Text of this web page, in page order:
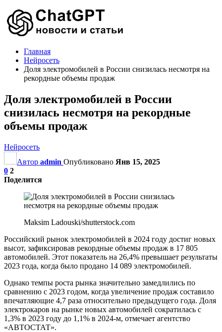
Главная
Нейросеть
Доля электромобилей в России снизилась несмотря на
рекордные объемы продаж
Доля электромобилей в России
снизилась несмотря на рекордные
объемы продаж
Нейросеть
Автор admin Опубликовано Янв 15, 2025
0 2
Поделится
Maksim Ladouski/shutterstock.com
Российский рынок электромобилей в 2024 году достиг новых
высот, зафиксировав рекордные объемы продаж в 17 805
автомобилей. Этот показатель на 26,4% превышает результаты
2023 года, когда было продано 14 089 электромобилей.
Однако темпы роста рынка значительно замедлились по
сравнению с 2023 годом, когда увеличение продаж составило
впечатляющие 4,7 раза относительно предыдущего года. Доля
электрокаров на рынке новых автомобилей сократилась с
1,3% в 2023 году до 1,1% в 2024-м, отмечает агентство
«АВТОСТАТ».